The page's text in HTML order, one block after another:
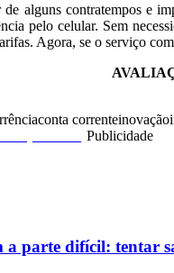
alguns contratempos e
pelo celular. Sem
Agora, se o serviço
conta correnteinovação
Publicidade
a parte difícil: tentar